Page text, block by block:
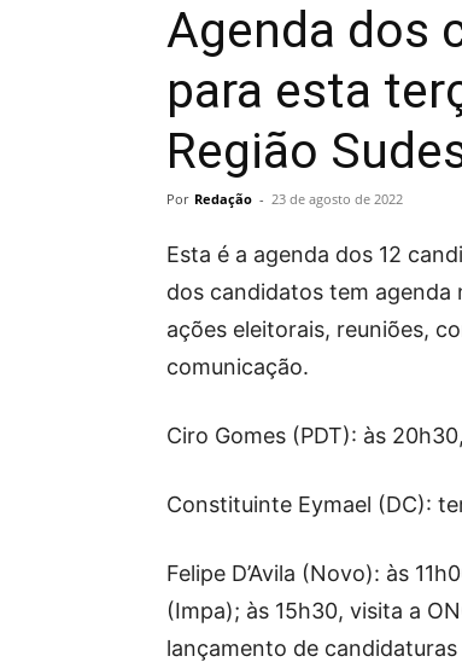
Agenda dos
para esta
Região
Por Redação - 23 de agosto de 2022
Esta é a agenda dos 12
dos candidatos tem agenda
ações eleitorais, reuniões,
comunicação.
Ciro Gomes (PDT): às
Constituinte Eymael (DC):
Felipe D’Avila (Novo): às
(Impa); às 15h30, visita a
lançamento de